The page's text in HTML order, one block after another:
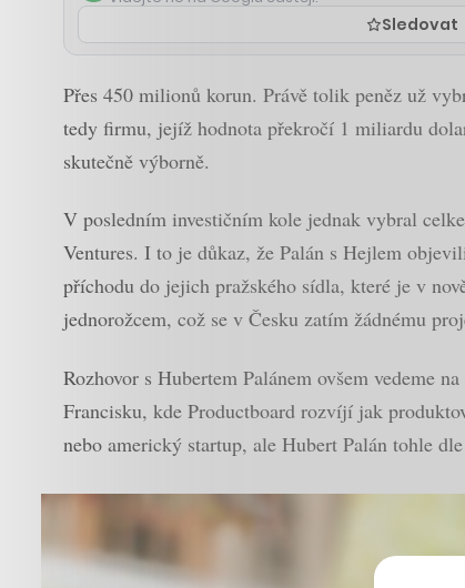
Sledovat
Přes 450 milionů korun. Právě tolik peněz už
tedy firmu, jejíž hodnota překročí 1 miliardu
skutečně výborně.
V posledním investičním kole jednak vybral
Ventures. I to je důkaz, že Palán s Hejlem
příchodu do jejich pražského sídla, které je v
jednorožcem, což se v Česku zatím žádnému
Rozhovor s Hubertem Palánem ovšem vedeme
Francisku, kde Productboard rozvíjí jak
nebo americký startup, ale Hubert Palán tohle